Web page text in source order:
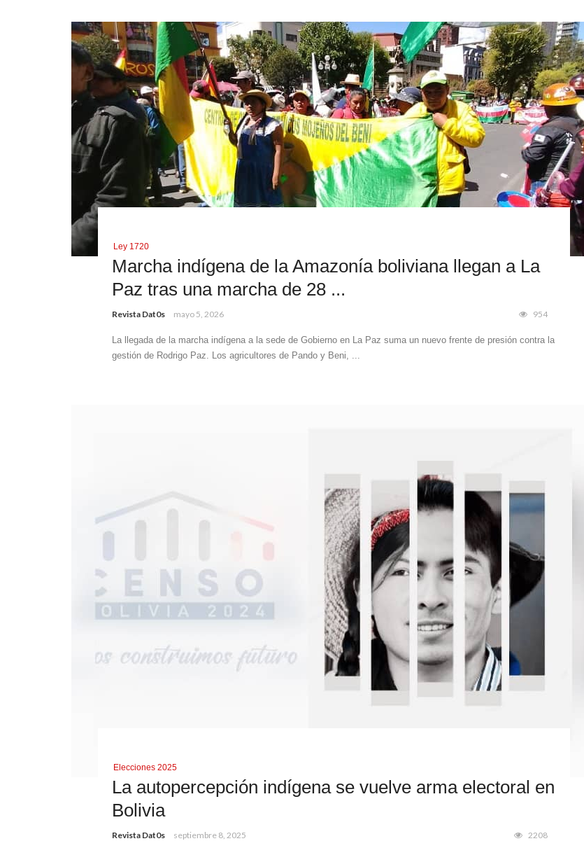
Ley 1720
Marcha indígena de la Amazonía boliviana llegan a La
Paz tras una marcha de 28 ...
Revista Dat0s mayo 5, 2026 954
La llegada de la marcha indígena a la sede de Gobierno en La Paz suma un nuevo frente de presión contra la
gestión de Rodrigo Paz. Los agricultores de Pando y Beni, ...
Elecciones 2025
La autopercepción indígena se vuelve arma electoral en
Bolivia
Revista Dat0s septiembre 8, 2025 2208